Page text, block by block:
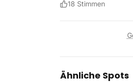
18 Stimmen
Ähnliche Spots